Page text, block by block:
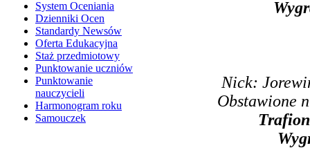
System Oceniania
Dzienniki Ocen
Standardy Newsów
Oferta Edukacyjna
Staż przedmiotowy
Punktowanie uczniów
Punktowanie
nauczycieli
Harmonogram roku
Samouczek
Nick:
Obstawione